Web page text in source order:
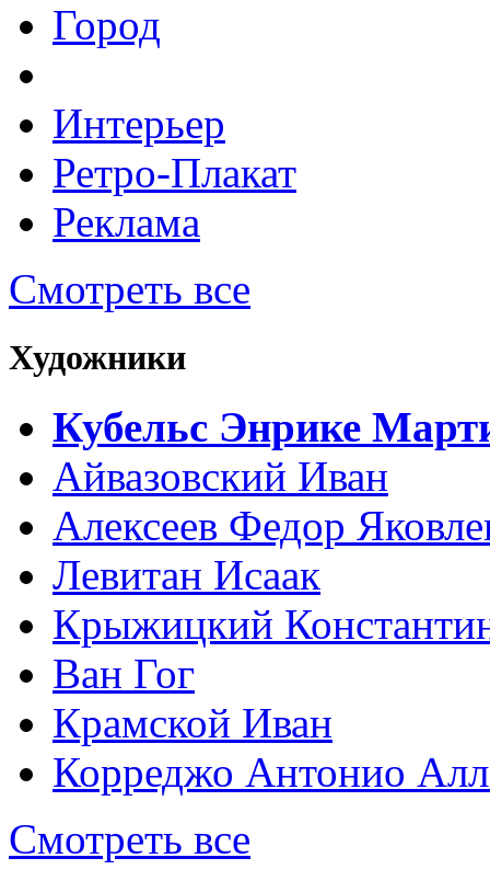
Город
Интерьер
Ретро-Плакат
Реклама
Смотреть все
Художники
Кубельс Энрике
Айвазовский Иван
Алексеев Федор
Левитан Исаак
Крыжицкий
Ван Гог
Крамской Иван
Корреджо Антонио
Смотреть все